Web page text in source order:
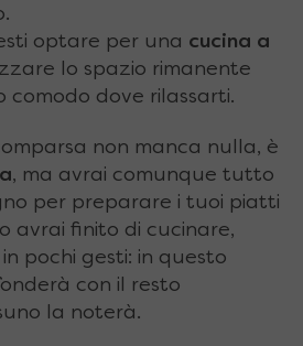
optare per una cucina a
lo spazio rimanente
comodo dove rilassarti.
non manca nulla, è
, ma avrai comunque tutto
per preparare i tuoi piatti
avrai finito di cucinare,
pochi gesti: in questo
con il resto
la noterà.